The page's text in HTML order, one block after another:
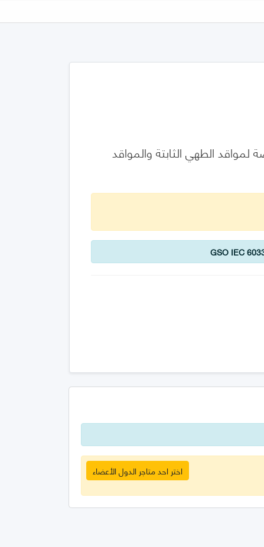
السلامة - الجزء 2-6: المتطلبات الخاصة لمواقد الطهي الثابتة والمواقد
GSO IEC
اختر احد متاجر الدول الأعضاء